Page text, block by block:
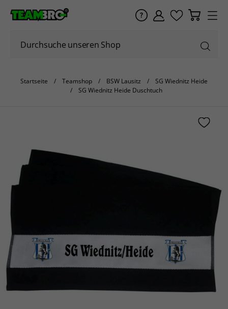
Startseite Teamshop BSW Lausitz
SG Wiednitz Heide
SG Wiednitz Heide Duschtuch